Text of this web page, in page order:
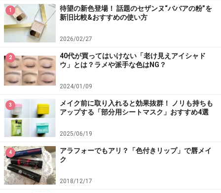
1
待望の新色登場！ 話題のセザンヌ“ババアの粉”を
新旧比較&おすすめの使い方
2026/02/27
2
40代が買ってはいけない「老け見えアイシャド
ウ」とは？ラメや派手な色はNG？
2024/01/09
3
メイク前に取り入れると効果抜群！ ノリも持ちも
アップする「部分用シートマスク」おすすめ4選
2025/06/19
4
アラフォーでもアリ？「色付きリップ」で唇メイ
ク
2018/12/17